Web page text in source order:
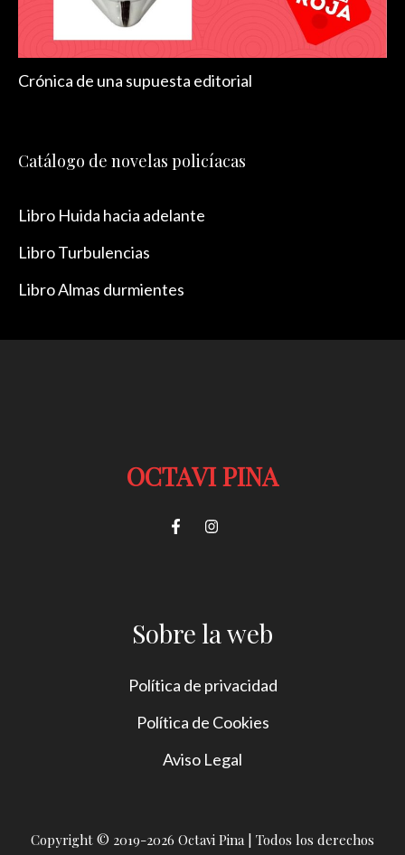
Crónica de una supuesta editorial
Catálogo de novelas policíacas
Libro Huida hacia adelante
Libro Turbulencias
Libro Almas durmientes
OCTAVI PINA
Sobre la web
Política de privacidad
Política de Cookies
Aviso Legal
Copyright © 2019-2026 Octavi Pina | Todos los derechos